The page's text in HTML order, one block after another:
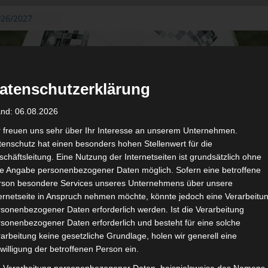
2027
August
aus der
der ersten 15
2027 –
20.
AS Soliman
zu
06.08.2026
freuen uns sehr über Ihr Interesse an unserem Unternehmen.
hat einen besonders hohen Stellenwert für die
Eine Nutzung der Internetseiten ist grundsätzlich ohne
Angabe personenbezogener Daten möglich. Sofern eine betroffene
besondere Services unseres Unternehmens über unsere
in Anspruch nehmen möchte, könnte jedoch eine
Daten erforderlich werden. Ist die Verarbeitung
Daten erforderlich und besteht für eine solche
keine gesetzliche Grundlage, holen wir generell eine
der betroffenen Person ein.